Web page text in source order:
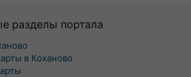
разделы портала
в Коханово